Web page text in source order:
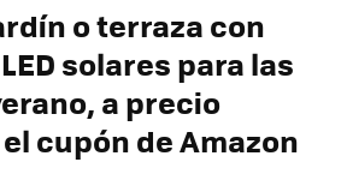
o terraza con
solares para las
a precio
cupón de Amazon